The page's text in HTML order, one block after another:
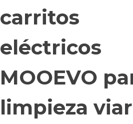
carritos
eléctricos
MOOEVO
limpieza